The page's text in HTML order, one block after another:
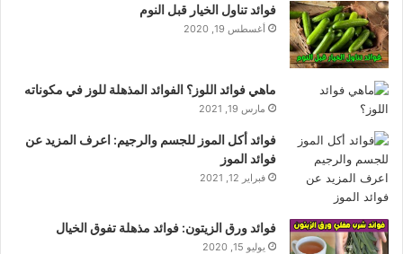
فوائد تناول الخيار قبل النوم
أغسطس 19, 2020
ماهي فوائد اللوز؟ الفوائد المذهلة للوز في مكوناته
مارس 19, 2021
فوائد أكل الموز للجسم والرجيم: اعرف المزيد عن
فوائد الموز
فبراير 12, 2021
فوائد ورق الزيتون: فوائد مذهلة تفوق الخيال
يوليو 15, 2020